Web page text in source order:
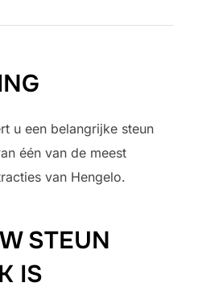
u een belangrijke steun
één van de meest
van Hengelo.
STEUN
IS